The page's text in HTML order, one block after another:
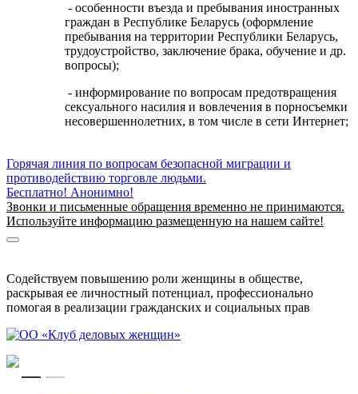
- особенности въезда и пребывания иностранных
граждан в Республике Беларусь (оформление
пребывания на территории Республики Беларусь,
трудоустройство, заключение брака, обучение и др.
вопросы);
- информирование по вопросам предотвращения
сексуального насилия и вовлечения в порносъемки
несовершеннолетних, в том числе в сети Интернет;
Горячая линия по вопросам безопасной миграции и
противодействию торговле людьми.
Бесплатно! Анонимно!
Звонки и письменные обращения временно не принимаются.
Используйте информацию размещенную на нашем сайте!
Содействуем повышению роли женщины в обществе,
раскрывая ее личностный потенциал, профессионально
помогая в реализации гражданских и социальных прав
RUEN